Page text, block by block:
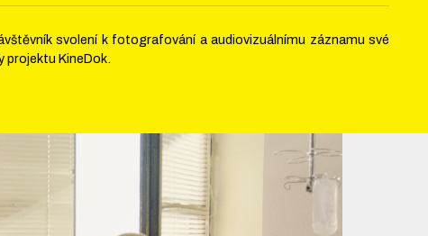
svolení k fotografování a audiovizuálnímu záznamu své
projektu KineDok.